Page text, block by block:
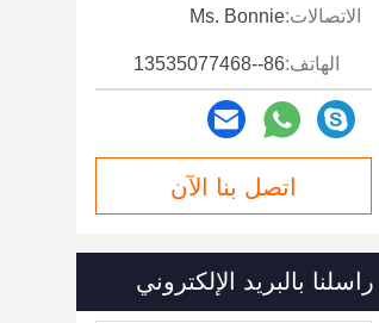
الاتصالات:Ms. Bonnie
الهاتف:86--13535077468
اتصل بنا الآن
راسلنا بالبريد الإلكتروني